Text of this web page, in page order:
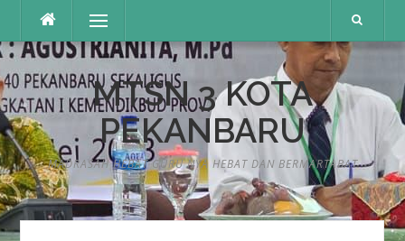
konten
Menu
MTSN 3 KOTA
PEKANBARU
MADRASAH HEBAT GURU NYA HEBAT DAN BERMARTABAT